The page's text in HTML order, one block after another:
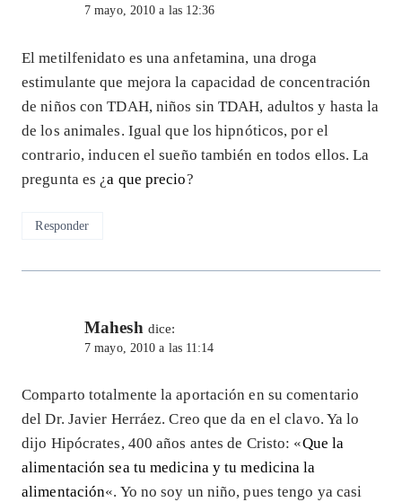
7 mayo, 2010 a las 12:36
El metilfenidato es una anfetamina, una droga
estimulante que mejora la capacidad de concentración
de niños con TDAH, niños sin TDAH, adultos y hasta la
de los animales. Igual que los hipnóticos, por el
contrario, inducen el sueño también en todos ellos. La
pregunta es ¿a que precio?
Responder
Mahesh dice:
7 mayo, 2010 a las 11:14
Comparto totalmente la aportación en su comentario
del Dr. Javier Herráez. Creo que da en el clavo. Ya lo
dijo Hipócrates, 400 años antes de Cristo: «Que la
alimentación sea tu medicina y tu medicina la
alimentación«. Yo no soy un niño, pues tengo ya casi